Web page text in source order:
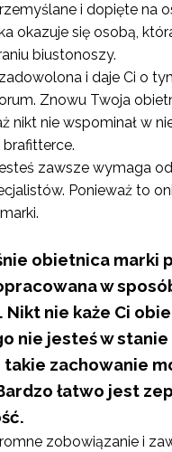
i dopięte na
okazuje się osobą,
biustonoszy.
i daje Ci o
Znowu Twoja
nikt nie wspominał w
zawsze wymaga
Ponieważ to
obietnica marki
w
Nikt nie każe Ci
nie jesteś w stanie
zachowanie
łatwo jest
zobowiązanie i